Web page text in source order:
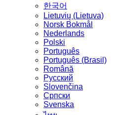
한국어
Lietuvių (Lietuva)
‪Norsk Bokmål‬
Nederlands
Polski
Português
Português (Brasil)
Română
Русский
Slovenčina
Српски
Svenska